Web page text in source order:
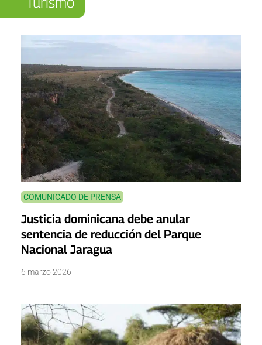
COMUNICADO DE PRENSA
Justicia dominicana debe anular
sentencia de reducción del Parque
Nacional Jaragua
6 marzo 2026